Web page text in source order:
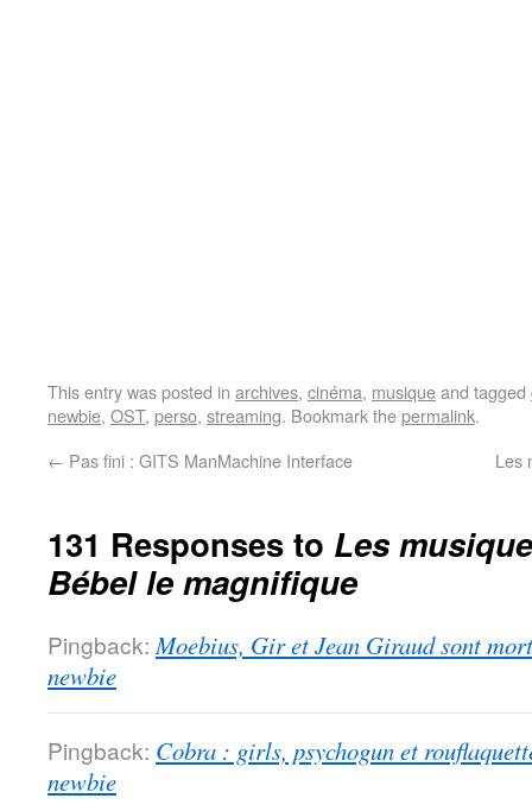
This entry was posted in archives, cinéma, musiqueand tagged
newbie, OST, perso, streaming. Bookmark thepermalink.
← Pas fini : GITS ManMachine Interface Les
131 Responses to Les
Bébel le magnifique
Pingback: Moebius, Gir et Jean Giraud sont
newbie
Pingback: Cobra : girls, psychogun et
newbie